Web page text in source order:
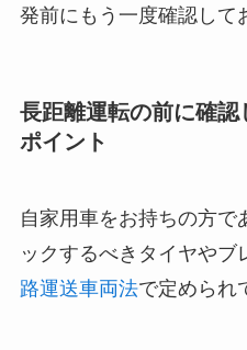
発前にもう一度確認して
長距離運転の前に確
ポイント
自家用車をお持ちの方で
ックするべきタイヤやブ
路運送車両法で定められ